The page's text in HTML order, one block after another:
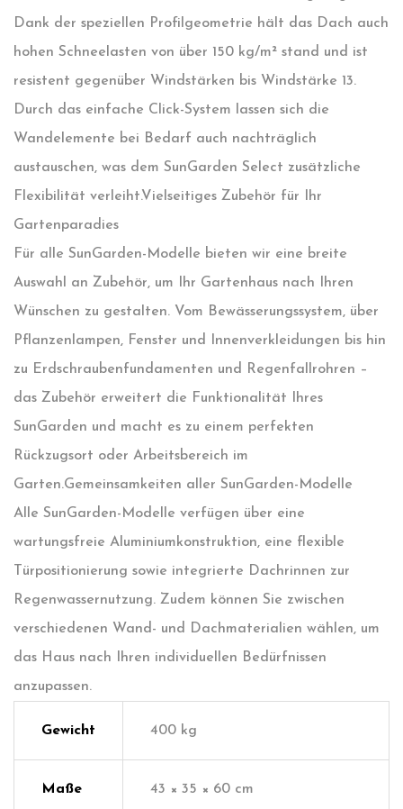
Dank der speziellen Profilgeometrie hält das Dach auch
hohen Schneelasten von über 150 kg/m² stand und ist
resistent gegenüber Windstärken bis Windstärke 13.
Durch das einfache Click-System lassen sich die
Wandelemente bei Bedarf auch nachträglich
austauschen, was dem SunGarden Select zusätzliche
Flexibilität verleiht.Vielseitiges Zubehör für Ihr
Gartenparadies
Für alle SunGarden-Modelle bieten wir eine breite
Auswahl an Zubehör, um Ihr Gartenhaus nach Ihren
Wünschen zu gestalten. Vom Bewässerungssystem, über
Pflanzenlampen, Fenster und Innenverkleidungen bis hin
zu Erdschraubenfundamenten und Regenfallrohren –
das Zubehör erweitert die Funktionalität Ihres
SunGarden und macht es zu einem perfekten
Rückzugsort oder Arbeitsbereich im
Garten.Gemeinsamkeiten aller SunGarden-Modelle
Alle SunGarden-Modelle verfügen über eine
wartungsfreie Aluminiumkonstruktion, eine flexible
Türpositionierung sowie integrierte Dachrinnen zur
Regenwassernutzung. Zudem können Sie zwischen
verschiedenen Wand- und Dachmaterialien wählen, um
das Haus nach Ihren individuellen Bedürfnissen
anzupassen.
Gewicht 400 kg
Maße 43 × 35 × 60 cm